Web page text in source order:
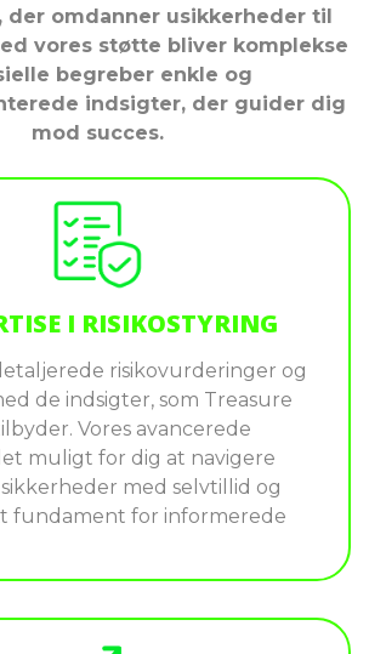
der omdanner usikkerheder til
vores støtte bliver komplekse
begreber enkle og
indsigter, der guider dig
mod succes.
I RISIKOSTYRING
risikovurderinger og
de indsigter, som Treasure
Vores avancerede
muligt for dig at navigere
med selvtillid og
fundament for informerede